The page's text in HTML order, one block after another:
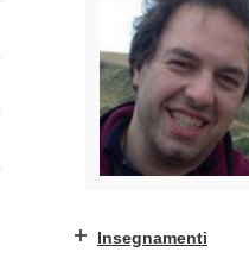
Insegnamenti